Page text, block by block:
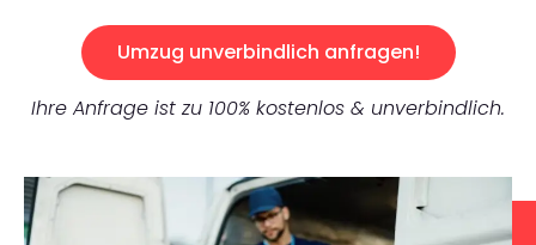
Umzug unverbindlich anfragen!
Ihre Anfrage ist zu 100% kostenlos & unverbindlich.